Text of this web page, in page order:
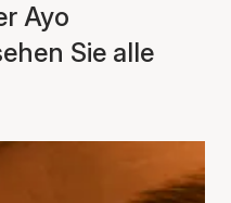
Ayo
Sie alle